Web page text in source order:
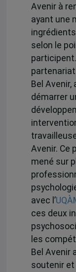
Avenir à
ayant une
selon le
partenariat
Bel Avenir,
démarrer
Avenir. Ce
mené sur
avec l’
ces deux
les
Bel Avenir
soutenir et